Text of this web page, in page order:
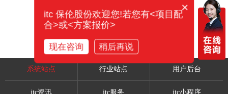
系统站点 行业站点 用户后台
itc资讯 itc服务 itc小程序
×
itc 保伦股份欢迎您!若您有<项目配
合>或<方案报价>
现在咨询 稍后再说